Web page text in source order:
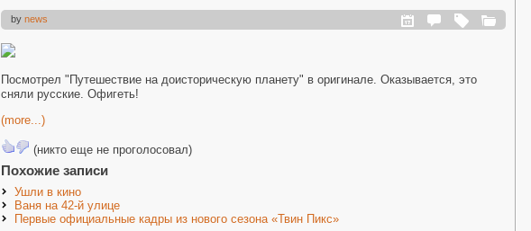
by news
Посмотрел "Путешествие на доисторическую планету" в оригинале. Оказывается, это
сняли русские. Офигеть!
(more...)
(никто еще не проголосовал)
Похожие записи
Ушли в кино
Ваня на 42-й улице
Первые официальные кадры из нового сезона «Твин Пикс»